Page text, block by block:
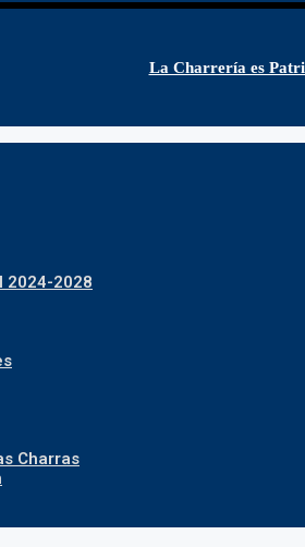
La Charrería es
2024-2028
Charras